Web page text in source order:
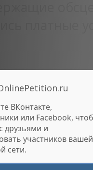
ВКонтакте,
или Facebook,
друзьями и
участников вашей
сети.